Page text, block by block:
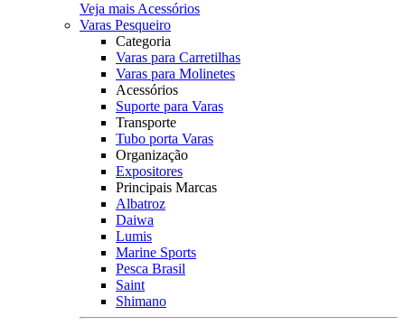
Veja mais Acessórios
Varas Pesqueiro
Categoria
Varas para Carretilhas
Varas para Molinetes
Acessórios
Suporte para Varas
Transporte
Tubo porta Varas
Organização
Expositores
Principais Marcas
Albatroz
Daiwa
Lumis
Marine Sports
Pesca Brasil
Saint
Shimano